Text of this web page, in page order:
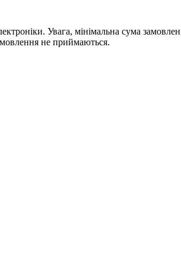
Увага, мінімальна сума
не приймаються.